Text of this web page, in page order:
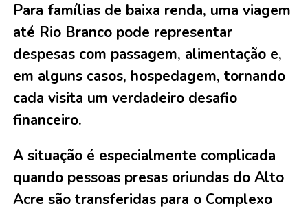
Para famílias de baixa renda, uma viagem
até Rio Branco pode representar
despesas com passagem, alimentação e,
em alguns casos, hospedagem, tornando
cada visita um verdadeiro desafio
financeiro.
A situação é especialmente complicada
quando pessoas presas oriundas do Alto
Acre são transferidas para o Complexo